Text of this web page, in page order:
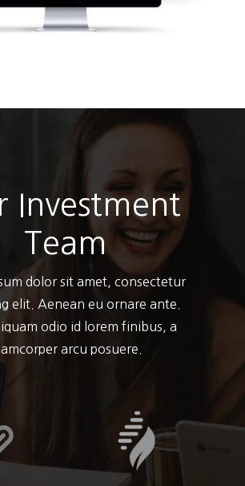
Investment
Team
dolor sit amet, consectetur
elit. Aenean eu ornare ante.
odio id lorem finibus, a
arcu posuere.